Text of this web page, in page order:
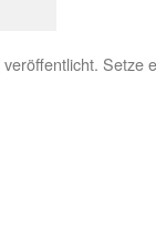
veröffentlicht. Setze